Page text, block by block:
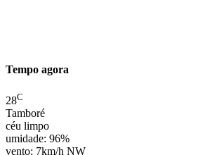
Tempo agora
28C
Tamboré
céu limpo
umidade: 96%
vento: 7km/h NW